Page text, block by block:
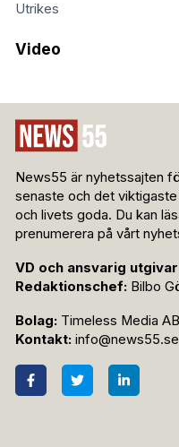
Utrikes
Video
News55 är nyhetssajten
senaste och det
och livets goda. Du kan
prenumerera på vårt
VD och ansvarig
Redaktionschef: Bilbo
Bolag: Timeless Media
Kontakt: info@news55.se